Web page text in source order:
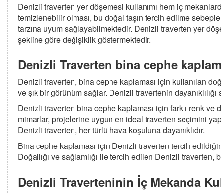
Denizli traverten yer döşemesi kullanımı hem iç
temizlenebilir olması, bu doğal taşın tercih edilme
tarzına uyum sağlayabilmektedir. Denizli traverten yer
şekline göre değişiklik göstermektedir.
Denizli Traverten bina cephe
Denizli traverten, bina cephe kaplaması için kullanılan
ve şık bir görünüm sağlar. Denizli travertenin
Denizli traverten bina cephe kaplaması için farklı renk
mimarlar, projelerine uygun en ideal traverten seçimini
Denizli traverten, her türlü hava koşuluna dayanıklıdır.
Bina cephe kaplaması için Denizli traverten tercih
Doğallığı ve sağlamlığı ile tercih edilen Denizli
Denizli Traverteninin İç Mekanda